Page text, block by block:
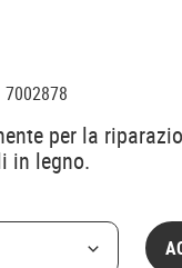
7002878
per la
in legno.